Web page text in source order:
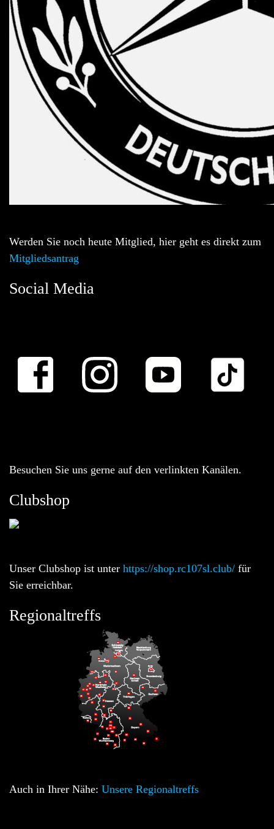
Werden Sie noch heute Mitglied, hier geht es direkt zum
Mitgliedsantrag
Social Media
Besuchen Sie uns gerne auf den verlinkten Kanälen.
Clubshop
Unser Clubshop ist unter https://shop.rc107sl.club/ für
Sie erreichbar.
Regionaltreffs
Auch in Ihrer Nähe: Unsere Regionaltreffs